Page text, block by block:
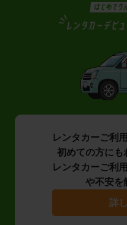
レンタカーご利
初めての方にも
レンタカーご利
や不安を
詳